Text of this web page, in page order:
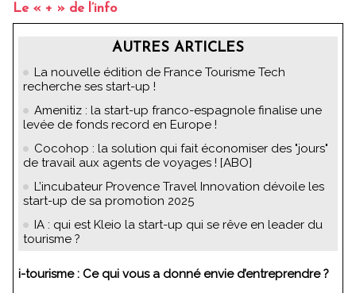
Le « + » de l’info
AUTRES ARTICLES
La nouvelle édition de France Tourisme Tech
recherche ses start-up !
Amenitiz : la start-up franco-espagnole finalise une
levée de fonds record en Europe !
Cocohop : la solution qui fait économiser des "jours"
de travail aux agents de voyages ! [ABO]
L’incubateur Provence Travel Innovation dévoile les
start-up de sa promotion 2025
IA : qui est Kleio la start-up qui se rêve en leader du
tourisme ?
i-tourisme : Ce qui vous a donné envie d’entreprendre ?